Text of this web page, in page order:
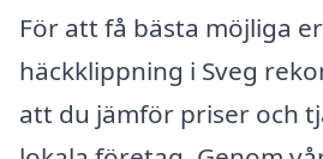
För att få bästa möjliga
häckklippning i Sveg
att du jämför priser och